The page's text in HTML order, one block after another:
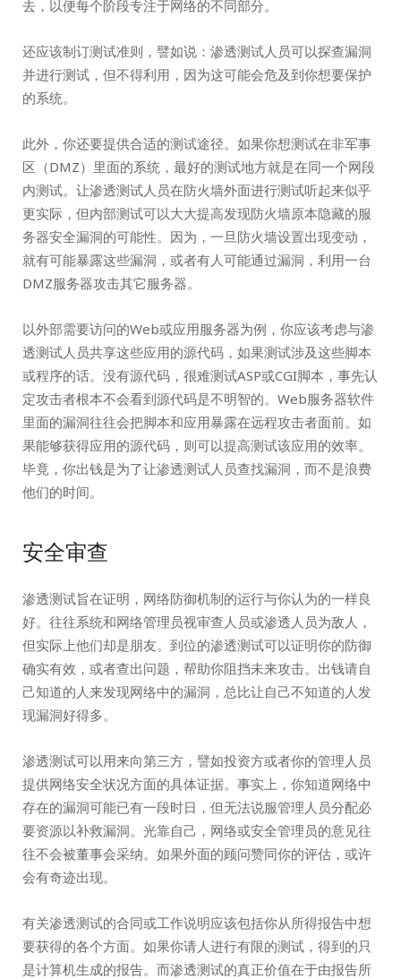
去，以便每个阶段专注于网络的不同部分。
还应该制订测试准则，譬如说：渗透测试人员可以探查漏洞
并进行测试，但不得利用，因为这可能会危及到你想要保护
的系统。
此外，你还要提供合适的测试途径。如果你想测试在非军事
区（DMZ）里面的系统，最好的测试地方就是在同一个网段
内测试。让渗透测试人员在防火墙外面进行测试听起来似乎
更实际，但内部测试可以大大提高发现防火墙原本隐藏的服
务器安全漏洞的可能性。因为，一旦防火墙设置出现变动，
就有可能暴露这些漏洞，或者有人可能通过漏洞，利用一台
DMZ服务器攻击其它服务器。
以外部需要访问的Web或应用服务器为例，你应该考虑与渗
透测试人员共享这些应用的源代码，如果测试涉及这些脚本
或程序的话。没有源代码，很难测试ASP或CGI脚本，事先认
定攻击者根本不会看到源代码是不明智的。Web服务器软件
里面的漏洞往往会把脚本和应用暴露在远程攻击者面前。如
果能够获得应用的源代码，则可以提高测试该应用的效率。
毕竟，你出钱是为了让渗透测试人员查找漏洞，而不是浪费
他们的时间。
安全审查
渗透测试旨在证明，网络防御机制的运行与你认为的一样良
好。往往系统和网络管理员视审查人员或渗透人员为敌人，
但实际上他们却是朋友。到位的渗透测试可以证明你的防御
确实有效，或者查出问题，帮助你阻挡未来攻击。出钱请自
己知道的人来发现网络中的漏洞，总比让自己不知道的人发
现漏洞好得多。
渗透测试可以用来向第三方，譬如投资方或者你的管理人员
提供网络安全状况方面的具体证据。事实上，你知道网络中
存在的漏洞可能已有一段时日，但无法说服管理人员分配必
要资源以补救漏洞。光靠自己，网络或安全管理员的意见往
往不会被董事会采纳。如果外面的顾问赞同你的评估，或许
会有奇迹出现。
有关渗透测试的合同或工作说明应该包括你从所得报告中想
要获得的各个方面。如果你请人进行有限的测试，得到的只
是计算机生成的报告。而渗透测试的真正价值在于由报告所